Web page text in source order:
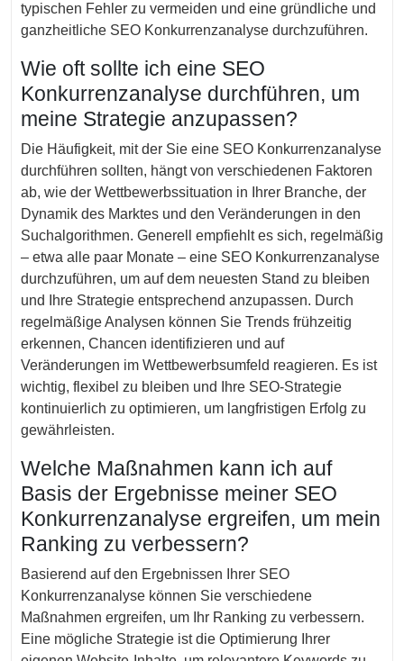
typischen Fehler zu vermeiden und eine gründliche und
ganzheitliche SEO Konkurrenzanalyse durchzuführen.
Wie oft sollte ich eine SEO
Konkurrenzanalyse durchführen, um
meine Strategie anzupassen?
Die Häufigkeit, mit der Sie eine SEO Konkurrenzanalyse
durchführen sollten, hängt von verschiedenen Faktoren
ab, wie der Wettbewerbssituation in Ihrer Branche, der
Dynamik des Marktes und den Veränderungen in den
Suchalgorithmen. Generell empfiehlt es sich, regelmäßig
– etwa alle paar Monate – eine SEO Konkurrenzanalyse
durchzuführen, um auf dem neuesten Stand zu bleiben
und Ihre Strategie entsprechend anzupassen. Durch
regelmäßige Analysen können Sie Trends frühzeitig
erkennen, Chancen identifizieren und auf
Veränderungen im Wettbewerbsumfeld reagieren. Es ist
wichtig, flexibel zu bleiben und Ihre SEO-Strategie
kontinuierlich zu optimieren, um langfristigen Erfolg zu
gewährleisten.
Welche Maßnahmen kann ich auf
Basis der Ergebnisse meiner SEO
Konkurrenzanalyse ergreifen, um mein
Ranking zu verbessern?
Basierend auf den Ergebnissen Ihrer SEO
Konkurrenzanalyse können Sie verschiedene
Maßnahmen ergreifen, um Ihr Ranking zu verbessern.
Eine mögliche Strategie ist die Optimierung Ihrer